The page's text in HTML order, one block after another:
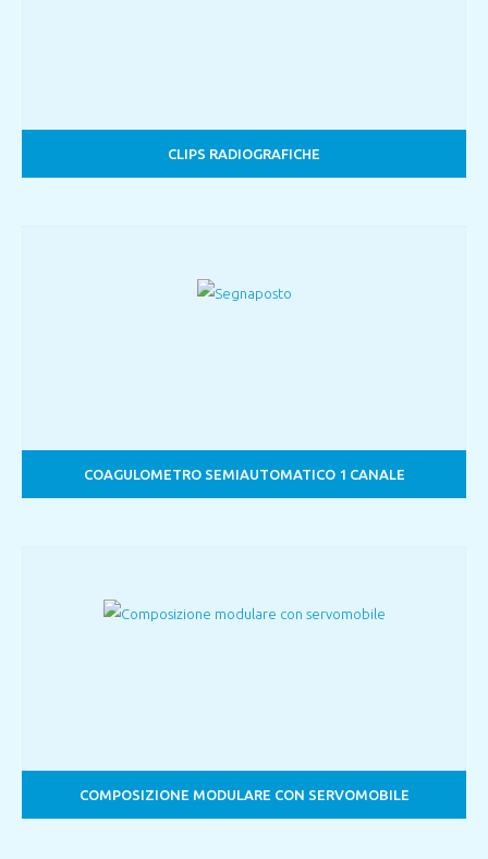
CLIPS RADIOGRAFICHE
COAGULOMETRO SEMIAUTOMATICO 1 CANALE
COMPOSIZIONE MODULARE CON SERVOMOBILE